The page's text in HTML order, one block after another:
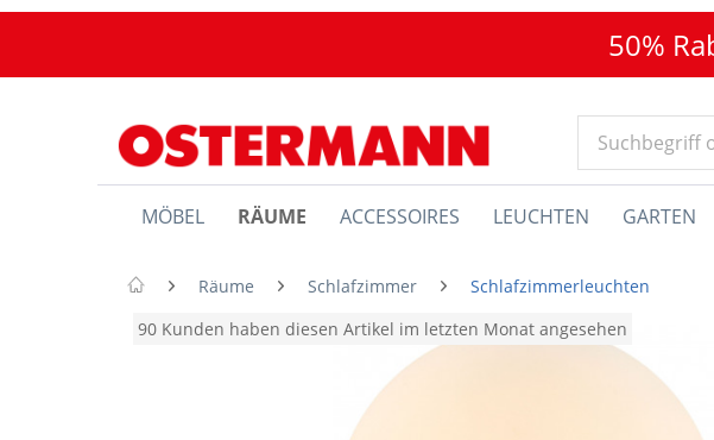
50%
MÖBEL RÄUME ACCESSOIRES LEUCHTEN GARTEN
Räume Schlafzimmer
Schlafzimmerleuchten
90 Kunden haben diesen Artikel im letzten Monat angesehen